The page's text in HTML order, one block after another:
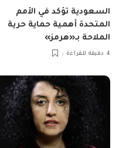
السعودية تؤكد في الأمم
المتحدة أهمية حماية حرية
الملاحة بـ«هرمز»
4 دقيقة للقراءة